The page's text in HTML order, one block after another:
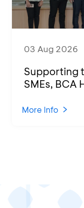
03 Aug 2026
Supporting
SMEs, BCA
KCU
More Info